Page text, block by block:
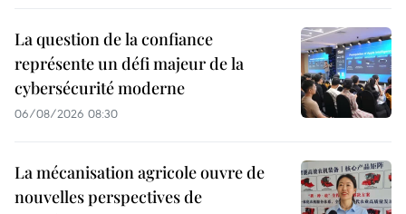
La question de la confiance
représente un défi majeur de la
cybersécurité moderne
06/08/2026 08:30
La mécanisation agricole ouvre de
nouvelles perspectives de